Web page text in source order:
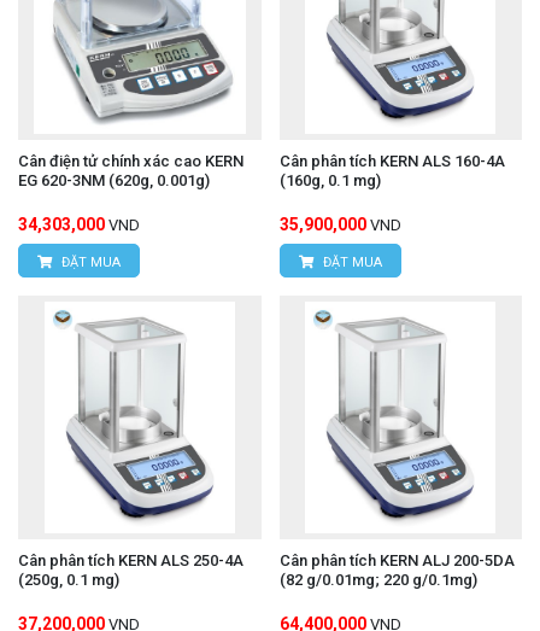
Cân điện tử chính xác cao KERN
EG 620-3NM (620g, 0.001g)
34,303,000 VND
ĐẶT MUA
Cân phân tích KERN ALS 160-4A
(160g, 0.1 mg)
35,900,000 VND
ĐẶT MUA
Cân phân tích KERN ALS 250-4A
(250g, 0.1 mg)
37,200,000 VND
Cân phân tích KERN ALJ 200-5DA
(82 g/0.01mg; 220 g/0.1mg)
64,400,000 VND